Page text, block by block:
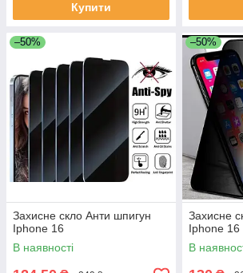
Купити
–50%
Захисне скло Анти шпигун
Iphone 16
В наявності
–50%
Захисне
Iphone 16
В